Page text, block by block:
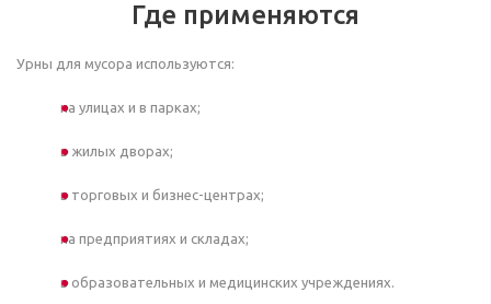
Где применяются
Урны для мусора используются:
на улицах и в парках;
в жилых дворах;
в торговых и бизнес-центрах;
на предприятиях и складах;
в образовательных и медицинских учреждениях.